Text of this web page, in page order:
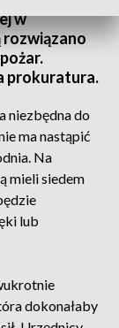
w
rozwiązano
prokuratura.
niezbędna do
ma nastąpić
Na
mieli siedem
lub
dokonałaby